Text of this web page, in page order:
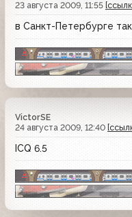
23 августа 2009, 11:55
в Санкт-Петербурге
VictorSE
24 августа 2009, 12:40
ICQ 6.5